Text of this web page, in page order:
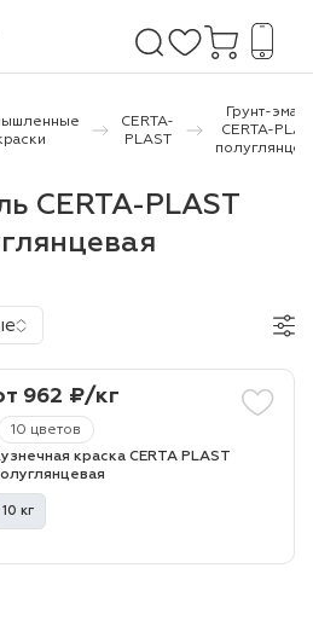
CERTA-
PLAST
Грунт-
CERTA-
CERTA-PLAST
10 цветов
962 ₽/кг
краска CERTA PLAST
10 кг